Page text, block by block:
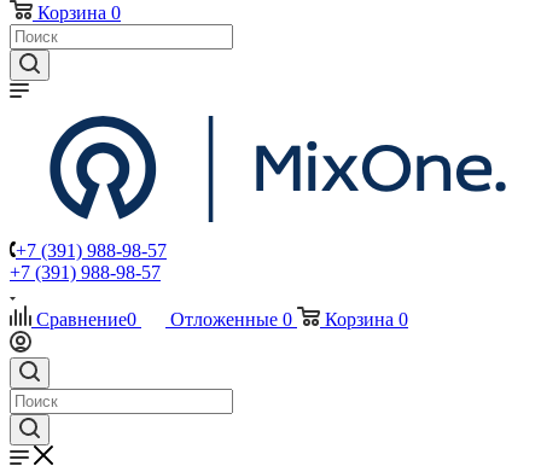
Корзина 0
+7 (391) 988-98-57
+7 (391) 988-98-57
Сравнение0 Отложенные 0 Корзина 0